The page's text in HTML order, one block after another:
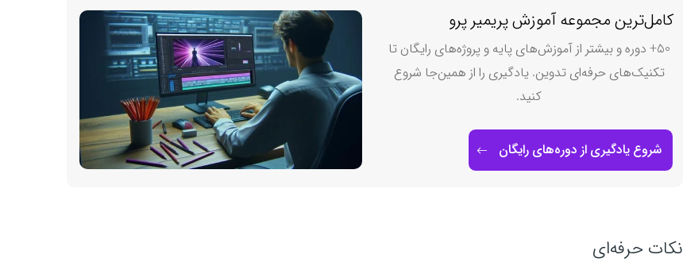
کامل‌ترین مجموعه آموزش پریمیر پرو
50+ دوره و بیشتر از آموزش‌های پایه و پروژه‌های رایگان تا
تکنیک‌های حرفه‌ای تدوین. یادگیری را از همین‌جا شروع
کنید.
شروع یادگیری از دوره‌های رایگان
نکات حرفه‌ای